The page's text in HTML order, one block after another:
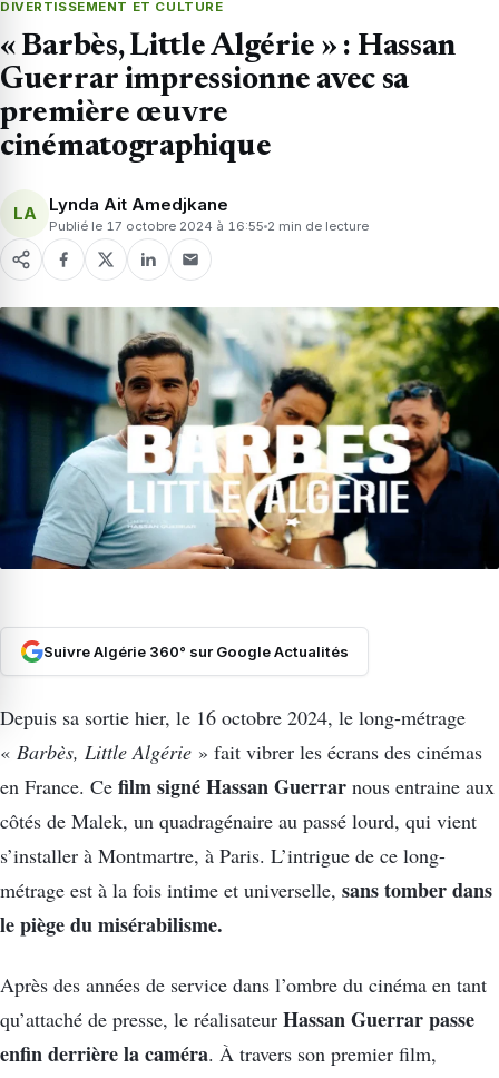
DIVERTISSEMENT ET CULTURE
« Barbès, Little Algérie » : Hassan
Guerrar impressionne avec sa
première œuvre
cinématographique
LA Lynda Ait Amedjkane
Publié le 17 octobre 2024 à 16:55 2 min de lecture
Suivre Algérie 360° sur Google Actualités
Depuis sa sortie hier, le 16 octobre 2024, le long-métrage
« Barbès, Little Algérie » fait vibrer les écrans des cinémas
en France. Ce film signé Hassan Guerrar nous entraine aux
côtés de Malek, un quadragénaire au passé lourd, qui vient
s’installer à Montmartre, à Paris. L’intrigue de ce long-
métrage est à la fois intime et universelle, sans tomber dans
le piège du misérabilisme.
Après des années de service dans l’ombre du cinéma en tant
qu’attaché de presse, le réalisateur Hassan Guerrar passe
enfin derrière la caméra. À travers son premier film,